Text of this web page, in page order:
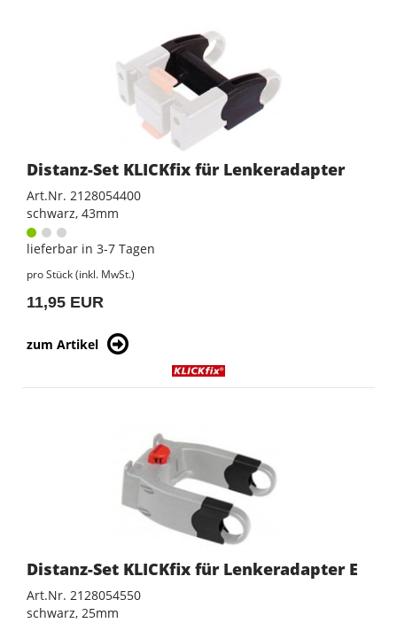
Distanz-Set KLICKfix für Lenkeradapter
Art.Nr. 2128054400
schwarz, 43mm
lieferbar in 3-7 Tagen
pro Stück (inkl. MwSt.)
11,95 EUR
zum Artikel
Distanz-Set KLICKfix für Lenkeradapter E
Art.Nr. 2128054550
schwarz, 25mm